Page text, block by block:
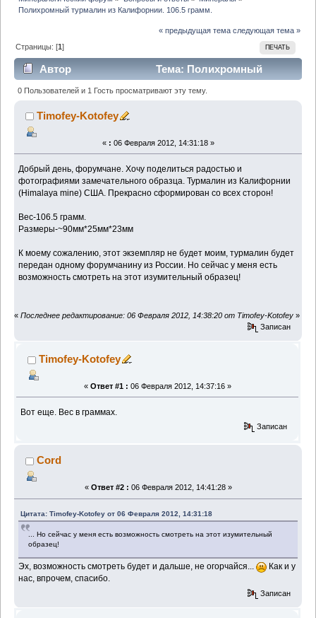
Полихромный турмалин из Калифорнии. 106.5 грамм.
« предыдущая тема следующая тема »
ПЕЧАТЬ
Страницы: [1]
Автор
Тема: Полихромный
турмалин из Калифорнии. 106.5 грамм. (Прочитано
1631 раз)
0 Пользователей и 1 Гость просматривают эту тему.
Timofey-Kotofey
« : 06 Февраля 2012, 14:31:18 »
Добрый день, форумчане. Хочу поделиться радостью и
фотографиями замечательного образца. Турмалин из Калифорнии
(Himalaya mine) США. Прекрасно сформирован со всех сторон!
Вес-106.5 грамм.
Размеры-~90мм*25мм*23мм
К моему сожалению, этот экземпляр не будет моим, турмалин будет
передан одному форумчанину из России. Но сейчас у меня есть
возможность смотреть на этот изумительный образец!
« Последнее редактирование: 06 Февраля 2012, 14:38:20 от Timofey-Kotofey »
Записан
Timofey-Kotofey
« Ответ #1 : 06 Февраля 2012, 14:37:16 »
Вот еще. Вес в граммах.
Записан
Cord
« Ответ #2 : 06 Февраля 2012, 14:41:28 »
Цитата: Timofey-Kotofey от 06 Февраля 2012, 14:31:18
... Но сейчас у меня есть возможность смотреть на этот изумительный
образец!
Эх, возможность смотреть будет и дальше, не огорчайся...
Как и у
нас, впрочем, спасибо.
Записан